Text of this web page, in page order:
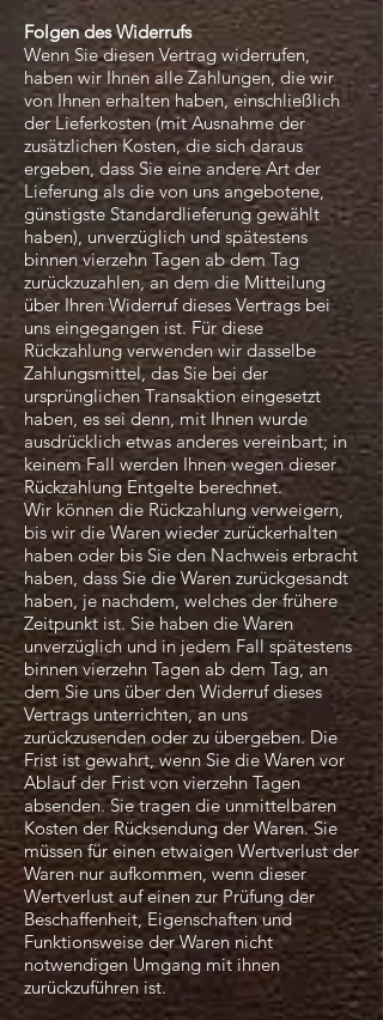
Folgen des Widerrufs
Wenn Sie diesen Vertrag widerrufen,
haben wir Ihnen alle Zahlungen, die wir
von Ihnen erhalten haben, einschließlich
der Lieferkosten (mit Ausnahme der
zusätzlichen Kosten, die sich daraus
ergeben, dass Sie eine andere Art der
Lieferung als die von uns angebotene,
günstigste Standardlieferung gewählt
haben), unverzüglich und spätestens
binnen vierzehn Tagen ab dem Tag
zurückzuzahlen, an dem die Mitteilung
über Ihren Widerruf dieses Vertrags bei
uns eingegangen ist. Für diese
Rückzahlung verwenden wir dasselbe
Zahlungsmittel, das Sie bei der
ursprünglichen Transaktion eingesetzt
haben, es sei denn, mit Ihnen wurde
ausdrücklich etwas anderes vereinbart; in
keinem Fall werden Ihnen wegen dieser
Rückzahlung Entgelte berechnet.
Wir können die Rückzahlung verweigern,
bis wir die Waren wieder zurückerhalten
haben oder bis Sie den Nachweis erbracht
haben, dass Sie die Waren zurückgesandt
haben, je nachdem, welches der frühere
Zeitpunkt ist. Sie haben die Waren
unverzüglich und in jedem Fall spätestens
binnen vierzehn Tagen ab dem Tag, an
dem Sie uns über den Widerruf dieses
Vertrags unterrichten, an uns
zurückzusenden oder zu übergeben. Die
Frist ist gewahrt, wenn Sie die Waren vor
Ablauf der Frist von vierzehn Tagen
absenden. Sie tragen die unmittelbaren
Kosten der Rücksendung der Waren. Sie
müssen für einen etwaigen Wertverlust der
Waren nur aufkommen, wenn dieser
Wertverlust auf einen zur Prüfung der
Beschaffenheit, Eigenschaften und
Funktionsweise der Waren nicht
notwendigen Umgang mit ihnen
zurückzuführen ist.